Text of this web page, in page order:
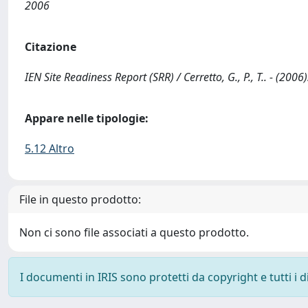
2006
Citazione
IEN Site Readiness Report (SRR) / Cerretto, G., P., T.. -
Appare nelle tipologie:
5.12 Altro
File in questo prodotto:
Non ci sono file associati a questo prodotto.
I documenti in IRIS sono protetti da copyright e tutti i